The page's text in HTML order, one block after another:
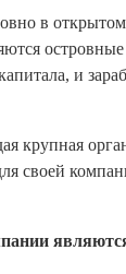
в
островные
и
крупная
своей